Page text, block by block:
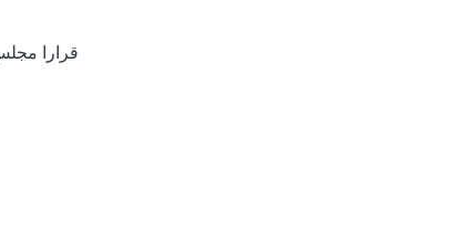
قرارا مجلس الوزراء: